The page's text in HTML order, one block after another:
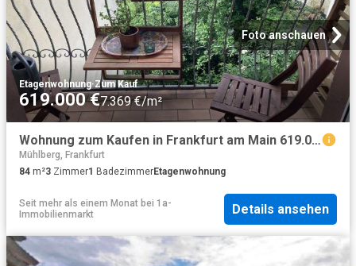
Foto anschauen
Etagenwohnung·Zum Kauf
619.000 €7.369 €/m²
Wohnung zum Kaufen in Frankfurt am Main 619.000,00 EUR 84 m²
Mühlberg, Frankfurt
84 m²3 Zimmer1 BadezimmerEtagenwohnung
Seit mehr als einem Monat bei 1a-
Immobilienmarkt
Details ansehen